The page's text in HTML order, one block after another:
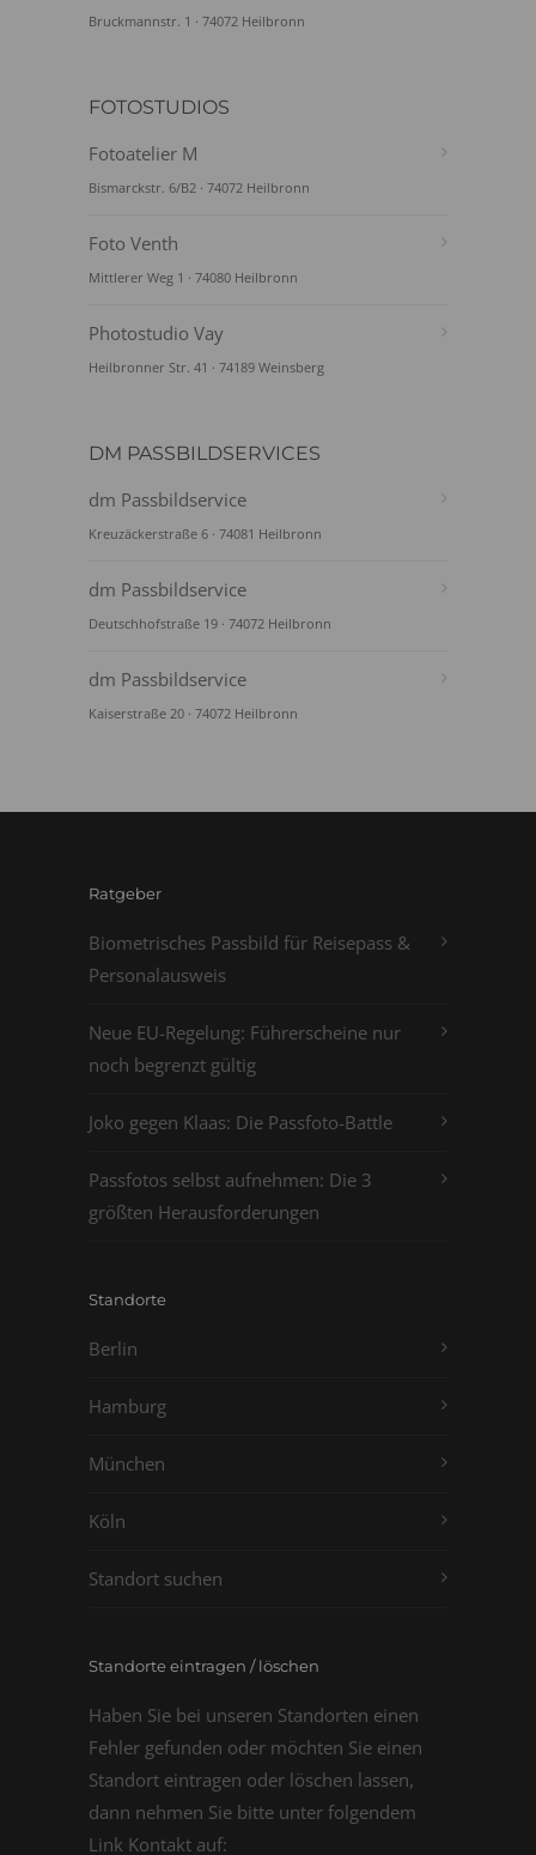
Bruckmannstr. 1 · 74072 Heilbronn
FOTOSTUDIOS
Fotoatelier M
Bismarckstr. 6/B2 · 74072 Heilbronn
Foto Venth
Mittlerer Weg 1 · 74080 Heilbronn
Photostudio Vay
Heilbronner Str. 41 · 74189 Weinsberg
DM PASSBILDSERVICES
dm Passbildservice
Kreuzäckerstraße 6 · 74081 Heilbronn
dm Passbildservice
Deutschhofstraße 19 · 74072 Heilbronn
dm Passbildservice
Kaiserstraße 20 · 74072 Heilbronn
Ratgeber
Biometrisches Passbild für Reisepass &
Personalausweis
Neue EU-Regelung: Führerscheine nur
noch begrenzt gültig
Joko gegen Klaas: Die Passfoto-Battle
Passfotos selbst aufnehmen: Die 3
größten Herausforderungen
Standorte
Berlin
Hamburg
München
Köln
Standort suchen
Standorte eintragen / löschen
Haben Sie bei unseren Standorten einen
Fehler gefunden oder möchten Sie einen
Standort eintragen oder löschen lassen,
dann nehmen Sie bitte unter folgendem
Link Kontakt auf: